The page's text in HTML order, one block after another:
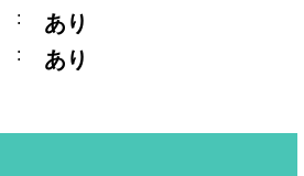
: あり
: あり